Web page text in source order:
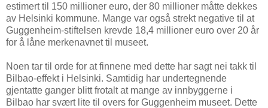
estimert til 150 millioner euro, der 80 millioner måtte dekkes
av Helsinki kommune. Mange var også strekt negative til at
Guggenheim-stiftelsen krevde 18,4 millioner euro over 20 år
for å låne merkenavnet til museet.
Noen tar til orde for at finnene med dette har sagt nei takk til
Bilbao-effekt i Helsinki. Samtidig har undertegnende
gjentatte ganger blitt frotalt at mange av innbyggerne i
Bilbao har svært lite til overs for Guggenheim museet. Dette